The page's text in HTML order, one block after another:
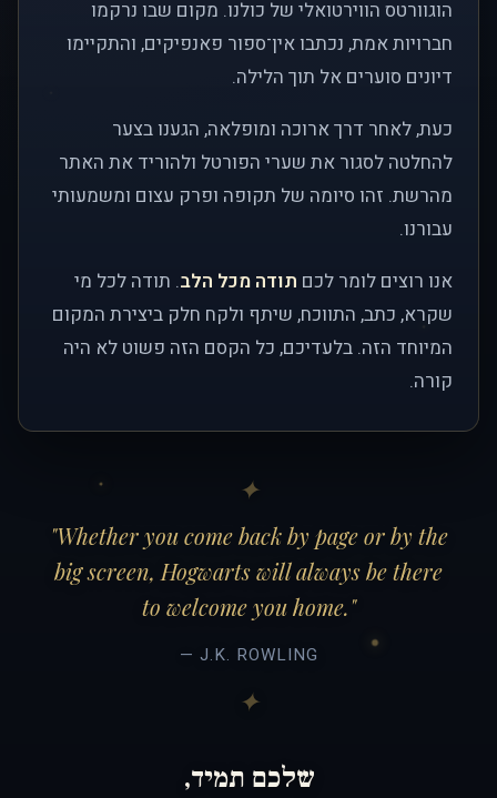
הוגוורטס הווירטואלי של כולנו. מקום שבו נרקמו
חברויות אמת, נכתבו אין־ספור פאנפיקים, והתקיימו
דיונים סוערים אל תוך הלילה.
כעת, לאחר דרך ארוכה ומופלאה, הגענו בצער
להחלטה לסגור את שערי הפורטל ולהוריד את האתר
מהרשת. זהו סיומה של תקופה ופרק עצום ומשמעותי
עבורנו.
אנו רוצים לומר לכם תודה מכל הלב. תודה לכל מי
שקרא, כתב, התווכח, שיתף ולקח חלק ביצירת המקום
המיוחד הזה. בלעדיכם, כל הקסם הזה פשוט לא היה
קורה.
"Whether you come back by page or by the
big screen, Hogwarts will always be there
to welcome you home."
— J.K. ROWLING
שלכם תמיד,